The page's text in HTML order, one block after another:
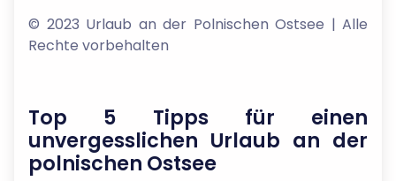
© 2023 Urlaub an der Polnischen Ostsee | Alle
Rechte vorbehalten
Top 5 Tipps für einen
unvergesslichen Urlaub an der
polnischen Ostsee